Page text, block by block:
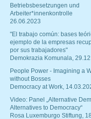
Betriebsbesetzungen und
Arbeiter*innenkontrolle
26.06.2023
"El trabajo común: bases
ejemplo de la empresas
por sus trabajadores"
Demokrazia Komunala,
People Power - Imagining a
without Bosses
Democracy at Work,
Video: Panel „Alternative
Alternatives to Democracy“
Rosa Luxemburgo Stiftung,